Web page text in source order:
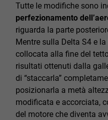
Tutte le modifiche sono
perfezionamento
riguarda la parte
Mentre sulla Delta S4 e la
collocata alla fine del
risultati ottenuti dalla
di “staccarla”
posizionarla a metà
modificata e accorciata,
del motore che diventa